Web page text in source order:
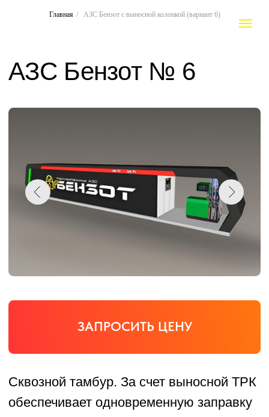
Главная / АЗС Бензот с выносной колонкой (вариант 6)
Автоматизированная АЗС с терминалом,
сторон, все виды оплат, удаленный
контроль и видеонаблюдение.
Резервуар от 5 м3.
Сквозной тамбур. За счет выносной ТРК
с двух сторон.